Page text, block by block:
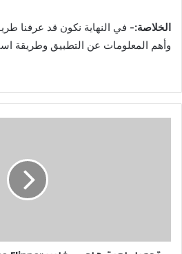
الخلاصة:- في النهاية نكون قد عرفنا
وأهم المعلومات عن التطبيق وطريقة